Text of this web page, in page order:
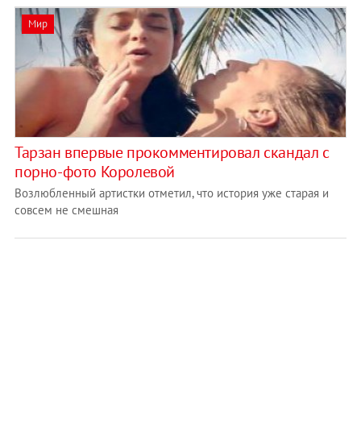
Мир
Тарзан впервые прокомментировал скандал с
порно-фото Королевой
Возлюбленный артистки отметил, что история уже старая и
совсем не смешная